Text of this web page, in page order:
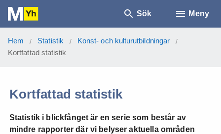
Sök Meny
Hem / Statistik / Konst- och kulturutbildningar /
Kortfattad statistik
Kortfattad statistik
Statistik i blickfånget är en serie som består av
mindre rapporter där vi belyser aktuella områden